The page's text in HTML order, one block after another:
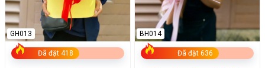
Đã đặt 418
GH013
Đã đặt 636
BH014